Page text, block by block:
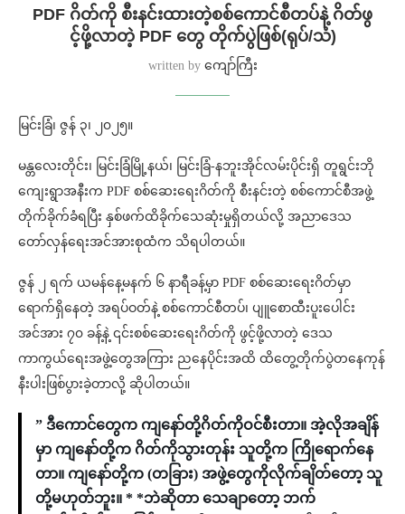
PDF ဂိတ်ကို စီးနင်းထားတဲ့စစ်ကောင်စီတပ်နဲ့ ဂိတ်ဖွ
င့်ဖို့လာတဲ့ PDF တွေ တိုက်ပွဲဖြစ်(ရုပ်/သံ)
written by ကျော်ကြီး
မြင်းခြံ၊ ဇွန် ၃၊ ၂၀၂၅။
မန္တလေးတိုင်း၊ မြင်းခြံမြို့နယ်၊ မြင်းခြံ-နဘူးအိုင်လမ်းပိုင်းရှိ တူရွင်းဘို
ကျေးရွာအနီးက PDF စစ်ဆေးရေးဂိတ်ကို စီးနင်းတဲ့ စစ်ကောင်စီအဖွဲ့
တိုက်ခိုက်ခံရပြီး နှစ်ဖက်ထိခိုက်သေဆုံးမှုရှိတယ်လို့ အညာဒေသ
တော်လှန်ရေးအင်အားစုထံက သိရပါတယ်။
ဇွန် ၂ ရက် ယမန်နေ့မနက် ၆ နာရီခန့်မှာ PDF စစ်ဆေးရေးဂိတ်မှာ
ရောက်ရှိနေတဲ့ အရပ်ဝတ်နဲ့ စစ်ကောင်စီတပ်၊ ပျူစောထီးပူးပေါင်း
အင်အား ၇၀ ခန့်နဲ့ ၎င်းစစ်ဆေးရေးဂိတ်ကို ဖွင့်ဖို့လာတဲ့ ဒေသ
ကာကွယ်ရေးအဖွဲ့တွေအကြား ညနေပိုင်းအထိ ထိတွေ့တိုက်ပွဲတနေကုန်
နီးပါးဖြစ်ပွားခဲ့တာလို့ ဆိုပါတယ်။
” ဒီကောင်တွေက ကျနော်တို့ဂိတ်ကိုဝင်စီးတာ။ အဲ့လိုအချိန်
မှာ ကျနော်တို့က ဂိတ်ကိုသွားတုန်း သူတို့က ကြိုရောက်နေ
တာ။ ကျနော်တို့က (တခြား) အဖွဲ့တွေကိုလိုက်ချိတ်တော့ သူ
တို့မဟုတ်ဘူး။ * *ဘဲဆိုတာ သေချာတော့ ဘက်